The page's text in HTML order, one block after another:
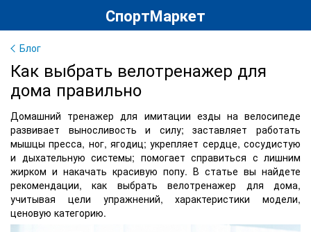
СпортМаркет
Блог
Как выбрать велотренажер для
дома правильно
Домашний тренажер для имитации езды на велосипеде
развивает выносливость и силу; заставляет работать
мышцы пресса, ног, ягодиц; укрепляет сердце, сосудистую
и дыхательную системы; помогает справиться с лишним
жирком и накачать красивую попу. В статье вы найдете
рекомендации, как выбрать велотренажер
для дома,
учитывая цели упражнений, характеристики модели,
ценовую категорию.